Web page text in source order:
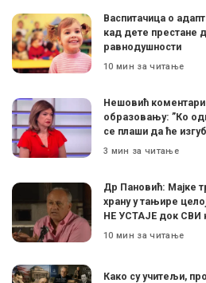
Васпитачица о
кад дете престане
равнодушности
10 мин за читање
Нешовић
образовању: ”Ко
се плаши да ће
3 мин за читање
Др Пановић: Мајке
храну у тањире
НЕ УСТАЈЕ док СВИ
10 мин за читање
Како су учитељи,